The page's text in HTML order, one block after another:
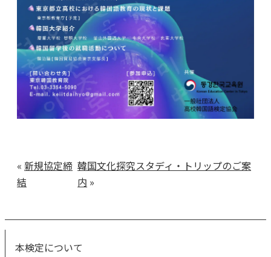
« 新規協定締
結
韓国文化探究スタディ・トリップのご案
内 »
本検定について